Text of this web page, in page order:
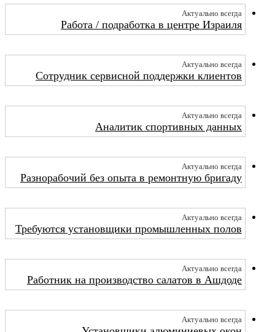
Актуально всегда
Работа / подработка в центре Израиля
Актуально всегда
Сотрудник сервисной поддержки клиентов
Актуально всегда
Аналитик спортивных данных
Актуально всегда
Разнорабочий без опыта в ремонтную бригаду
Актуально всегда
Требуются установщики промышленных полов
Актуально всегда
Работник на производство салатов в Ашдоде
Актуально всегда